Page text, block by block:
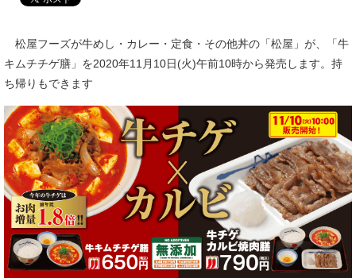
松屋フーズが牛めし・カレー・定食・その他丼の「松屋」が、「牛
キムチチゲ膳」を2020年11月10日(火)午前10時から発売します。持
ち帰りもできます